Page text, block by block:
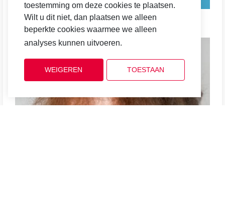
toestemming om deze cookies te plaatsen.
Wilt u dit niet, dan plaatsen we alleen
beperkte cookies waarmee we alleen
analyses kunnen uitvoeren.
WEIGEREN TOESTAAN
Hanneke Baukema